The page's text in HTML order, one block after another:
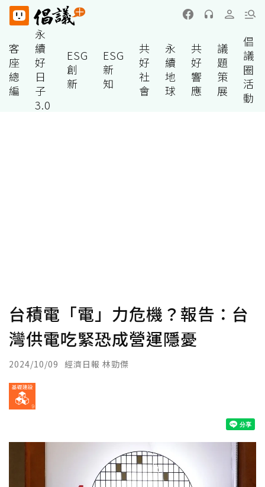
客
座
總
編
永
續
好
日
子
3.0
ESG
創
新
ESG
新
知
共
好
社
會
永
續
地
球
共
好
響
應
議
題
策
展
倡
議
圈
活
動
台積電「電」力危機？報告：台
灣供電吃緊恐成營運隱憂
2024/10/09 經濟日報 林勁傑